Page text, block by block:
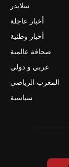
سلايدر
أخبار عاجلة
أخبار وطنية
صحافة عالمية
عربي و دولي
المغرب الرياضي
سياسية